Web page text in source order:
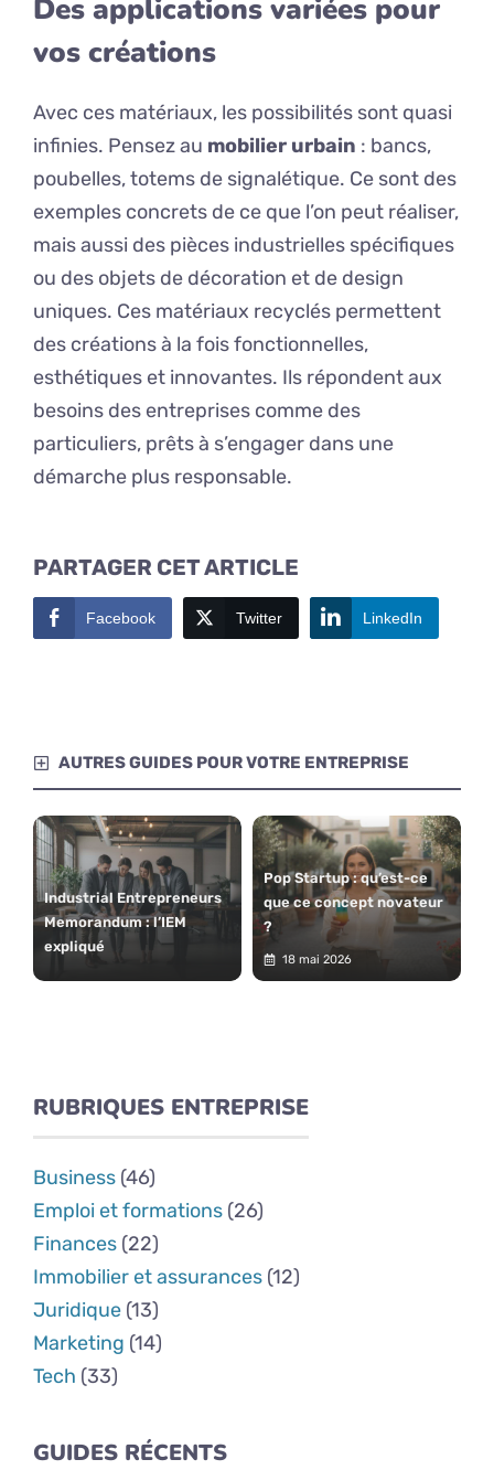
Des applications variées pour
vos créations
Avec ces matériaux, les possibilités sont quasi
infinies. Pensez au mobilier urbain : bancs,
poubelles, totems de signalétique. Ce sont des
exemples concrets de ce que l’on peut réaliser,
mais aussi des pièces industrielles spécifiques
ou des objets de décoration et de design
uniques. Ces matériaux recyclés permettent
des créations à la fois fonctionnelles,
esthétiques et innovantes. Ils répondent aux
besoins des entreprises comme des
particuliers, prêts à s’engager dans une
démarche plus responsable.
PARTAGER CET ARTICLE
Facebook Twitter LinkedIn
AUTRES GUIDES POUR VOTRE ENTREPRISE
Industrial Entrepreneurs
Memorandum : l’IEM
expliqué
Pop Startup : qu’est-ce
que ce concept novateur
?
18 mai 2026
RUBRIQUES ENTREPRISE
Business (46)
Emploi et formations (26)
Finances (22)
Immobilier et assurances (12)
Juridique (13)
Marketing (14)
Tech (33)
GUIDES RÉCENTS